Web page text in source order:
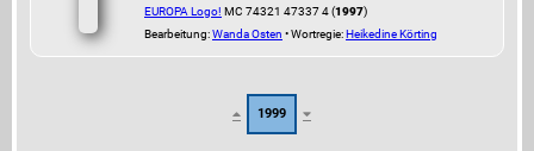
EUROPA Logo! MC 74321 47337 4 (1997)
Bearbeitung:Wanda Osten • Wortregie:Heikedine Körting
1999